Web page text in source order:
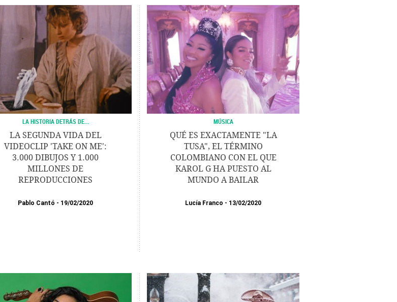
LA HISTORIA DETRÁS DE...
LA SEGUNDA VIDA DEL
VIDEOCLIP 'TAKE ON ME':
3.000 DIBUJOS Y 1.000
MILLONES DE
REPRODUCCIONES
Pablo Cantó 19/02/2020
MÚSICA
QUÉ ES EXACTAMENTE "LA
TUSA", EL TÉRMINO
COLOMBIANO CON EL QUE
KAROL G HA PUESTO AL
MUNDO A BAILAR
Lucía Franco 13/02/2020